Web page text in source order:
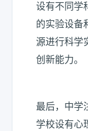
设有不同学
的实验设备
源进行科学
创新能力。
最后，中学
学校设有心